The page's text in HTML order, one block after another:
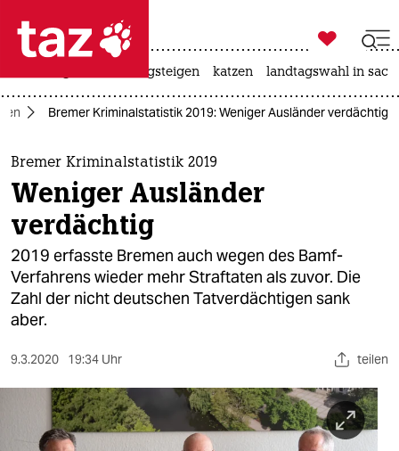
 taz zahl ich
taz zahl ich
themen
politik
öko
gesellschaft
kultur
sport
berlin
nord

taz zahl ich
bergsteigen katzen landtagswahl in
Bremer Kriminalstatistik 2019: Weniger Ausländer verdächtig
Bremer Kriminalstatistik 2019
Weniger Ausländer
verdächtig
2019 erfasste Bremen auch wegen des Bamf-
Verfahrens wieder mehr Straftaten als zuvor. Die
Zahl der nicht deutschen Tatverdächtigen sank
aber.
9.3.2020 19:34 Uhr teilen